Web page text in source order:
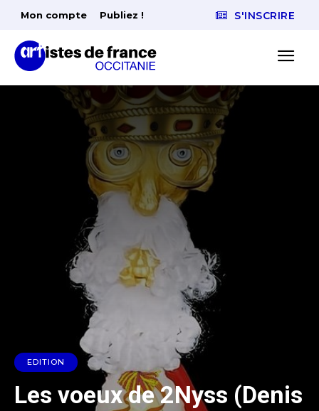
Mon compte Publiez ! S'INSCRIRE
EDITION
Les voeux de 2Nyss (Denis